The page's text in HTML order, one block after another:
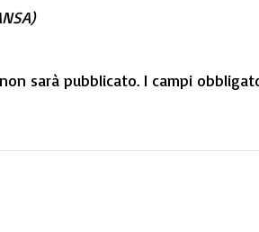
sarà pubblicato. I campi